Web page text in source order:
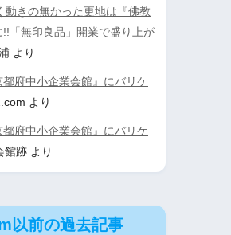
動きの無かった更地は『佛教
「無印良品」開業で盛り上が
より
府中小企業会館』にバリケ
より
府中小企業会館』にバリケ
館跡 より
以前の過去記事